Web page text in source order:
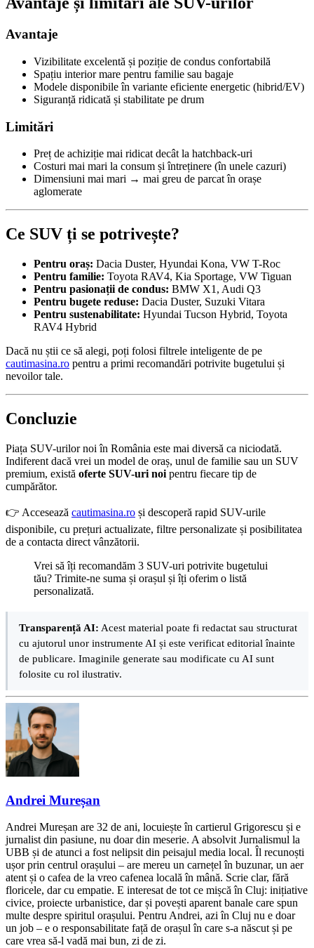
Avantaje
Vizibilitate excelentă și poziție de condus confortabilă
Spațiu interior mare pentru familie sau bagaje
Modele disponibile în variante eficiente energetic (hibrid/EV)
Siguranță ridicată și stabilitate pe drum
Limitări
Preț de achiziție mai ridicat decât la hatchback-uri
Costuri mai mari la consum și întreținere (în unele cazuri)
Dimensiuni mai mari → mai greu de parcat în orașe
aglomerate
Ce SUV ți se potrivește?
Pentru oraș: Dacia Duster, Hyundai Kona, VW T-Roc
Pentru familie: Toyota RAV4, Kia Sportage, VW Tiguan
Pentru pasionații de condus: BMW X1, Audi Q3
Pentru bugete reduse: Dacia Duster, Suzuki Vitara
Pentru sustenabilitate: Hyundai Tucson Hybrid, Toyota
RAV4 Hybrid
Dacă nu știi ce să alegi, poți folosi filtrele inteligente de pe
cautimasina.ro pentru a primi recomandări potrivite bugetului și
nevoilor tale.
Concluzie
Piața SUV-urilor noi în România este mai diversă ca niciodată.
Indiferent dacă vrei un model de oraș, unul de familie sau un SUV
premium, există oferte SUV-uri noi pentru fiecare tip de
cumpărător.
👉 Accesează cautimasina.ro și descoperă rapid SUV-urile
disponibile, cu prețuri actualizate, filtre personalizate și posibilitatea
de a contacta direct vânzătorii.
Vrei să îți recomandăm 3 SUV-uri potrivite bugetului
tău? Trimite-ne suma și orașul și îți oferim o listă
personalizată.
Transparență AI: Acest material poate fi redactat sau structurat
cu ajutorul unor instrumente AI și este verificat editorial înainte
de publicare. Imaginile generate sau modificate cu AI sunt
folosite cu rol ilustrativ.
Andrei Mureșan
Andrei Mureșan are 32 de ani, locuiește în cartierul Grigorescu și e
jurnalist din pasiune, nu doar din meserie. A absolvit Jurnalismul la
UBB și de atunci a fost nelipsit din peisajul media local. Îl recunoști
ușor prin centrul orașului – are mereu un carnețel în buzunar, un aer
atent și o cafea de la vreo cafenea locală în mână. Scrie clar, fără
floricele, dar cu empatie. E interesat de tot ce mișcă în Cluj: inițiative
civice, proiecte urbanistice, dar și povești aparent banale care spun
multe despre spiritul orașului. Pentru Andrei, azi în Cluj nu e doar
un job – e o responsabilitate față de orașul în care s-a născut și pe
care vrea să-l vadă mai bun, zi de zi.